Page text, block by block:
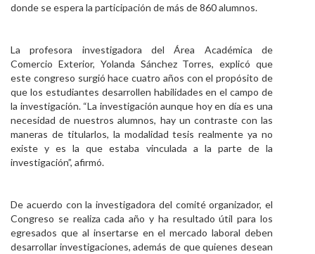
donde se espera la participación de más de 860 alumnos.
La profesora investigadora del Área Académica de
Comercio Exterior, Yolanda Sánchez Torres, explicó que
este congreso surgió hace cuatro años con el propósito de
que los estudiantes desarrollen habilidades en el campo de
la investigación. “La investigación aunque hoy en día es una
necesidad de nuestros alumnos, hay un contraste con las
maneras de titularlos, la modalidad tesis realmente ya no
existe y es la que estaba vinculada a la parte de la
investigación”, afirmó.
De acuerdo con la investigadora del comité organizador, el
Congreso se realiza cada año y ha resultado útil para los
egresados que al insertarse en el mercado laboral deben
desarrollar investigaciones, además de que quienes desean